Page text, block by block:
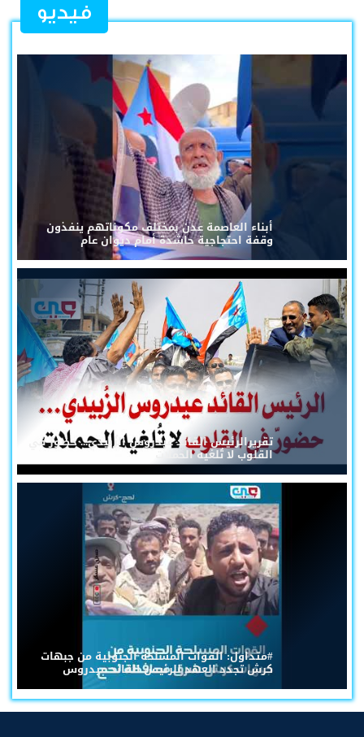
فيديو
أبناء العاصمة عدن بمختلف مكوناتهم ينفذون
وقفة احتجاجية حاشدة أمام ديوان عام
تقريرالرئيس القائد عيدروس الزُبيدي... حضورٌ في
القلوب لا تُلغيه الحملات
#متداول: القوات المسلحة الجنوبية من جبهات
كرش تجدد العهد للرئيس القائد عيدروس